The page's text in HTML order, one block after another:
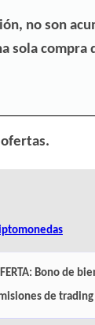
no son
sola compra
Bono de
de trading